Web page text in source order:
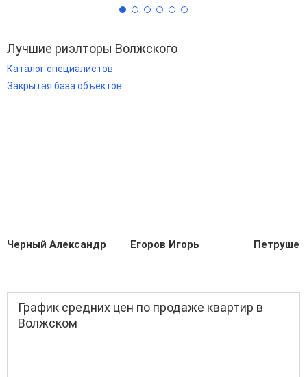
Лучшие риэлторы Волжского
Каталог специалистов
Закрытая база объектов
Черный Александр Егоров Игорь
График средних цен по продаже квартир в
Волжском